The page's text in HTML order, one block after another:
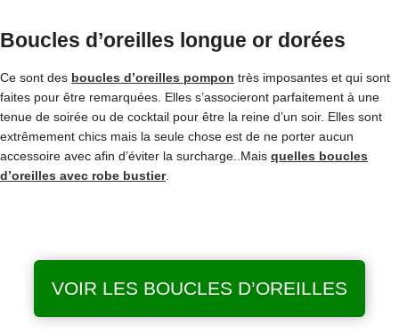
Boucles d’oreilles longue or dorées
Ce sont des boucles d’oreilles pompon très imposantes et qui sont
faites pour être remarquées. Elles s’associeront parfaitement à une
tenue de soirée ou de cocktail pour être la reine d’un soir. Elles sont
extrêmement chics mais la seule chose est de ne porter aucun
accessoire avec afin d’éviter la surcharge..Mais quelles boucles
d’oreilles avec robe bustier.
VOIR LES BOUCLES D’OREILLES